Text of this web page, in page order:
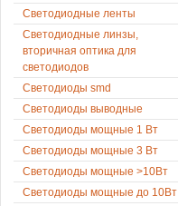
Светодиодные ленты
Светодиодные линзы,
вторичная оптика для
светодиодов
Светодиоды smd
Светодиоды выводные
Светодиоды мощные 1 Вт
Светодиоды мощные 3 Вт
Светодиоды мощные >10Вт
Светодиоды мощные до 10Вт